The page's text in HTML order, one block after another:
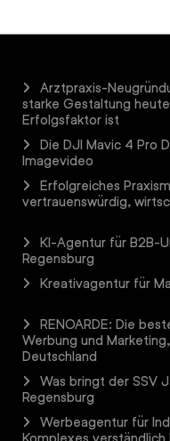
Arztpraxis-
starke Gestaltung
Erfolgsfaktor ist
Die DJI Mavic 4 Pro
Imagevideo
Erfolgreiches
vertrauenswürdig,
KI-Agentur für B2B-
Regensburg
Kreativagentur für
RENOARDE: Die
Werbung und
Deutschland
Was bringt der SSV
Regensburg
Werbeagentur für
Komplexes verständlich